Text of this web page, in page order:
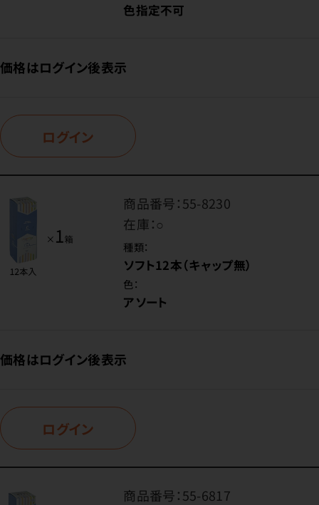
色指定不可
価格はログイン後表示
ログイン
商品番号：55-8230
在庫：○
種類：
ソフト12本（キャップ無）
色：
アソート
価格はログイン後表示
ログイン
商品番号：55-6817